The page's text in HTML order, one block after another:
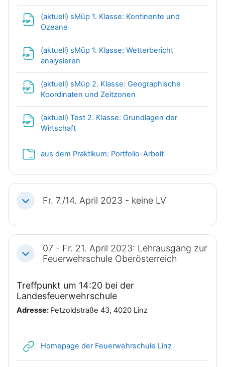
(aktuell) sMüp 1. Klasse: Kontinente und
Ozeane
(aktuell) sMüp 1. Klasse: Wetterbericht
analysieren
(aktuell) sMüp 2. Klasse: Geographische
Koordinaten und Zeitzonen
(aktuell) Test 2. Klasse: Grundlagen der
Wirtschaft
aus dem Praktikum: Portfolio-ArbeitVerzeichnis
EinklappenFr. 7./14. April 2023 - keine LV
Einklappen
07 - Fr. 21. April 2023: Lehrausgang zur
Feuerwehrschule Oberösterreich
Treffpunkt um 14:20 bei der
Landesfeuerwehrschule
Adresse: Petzoldstraße 43, 4020 Linz
Homepage der Feuerwehrschule Linz